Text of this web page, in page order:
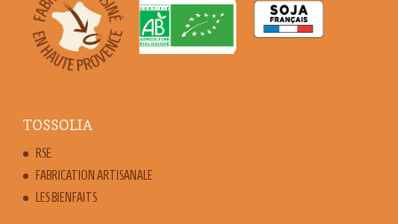
TOSSOLIA
RSE
FABRICATION ARTISANALE
LES BIENFAITS